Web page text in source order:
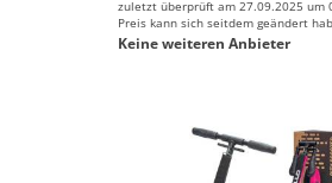
zuletzt überprüft am 27.09.2025 um
Preis kann sich seitdem geändert
Keine weiteren Anbieter